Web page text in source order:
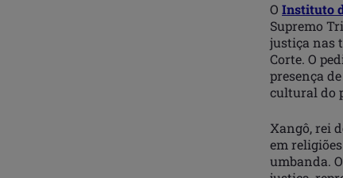
O Instituto
Supremo
justiça nas
Corte. O
presença
cultural do
Xangô, rei
em
umbanda.